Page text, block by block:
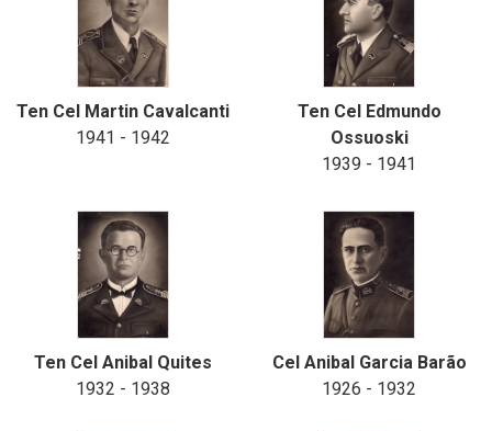
Ten Cel Martin Cavalcanti
1941 - 1942
Ten Cel Edmundo
Ossuoski
1939 - 1941
Ten Cel Anibal Quites
1932 - 1938
Cel Anibal Garcia Barão
1926 - 1932